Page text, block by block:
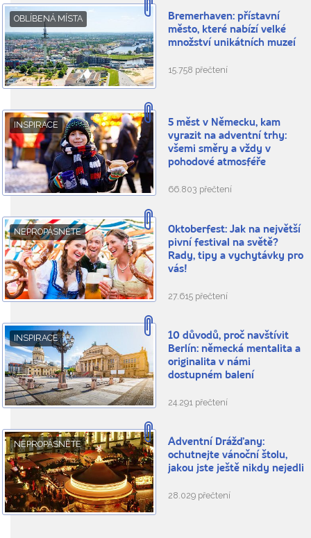
OBLÍBENÁ MÍSTA
Bremerhaven: přístavní
město, které nabízí velké
množství unikátních muzeí
15.758 přečtení
INSPIRACE
5 měst v Německu, kam
vyrazit na adventní trhy:
všemi směry a vždy v
pohodové atmosféře
66.803 přečtení
NEPROPÁSNĚTE
Oktoberfest: Jak na největší
pivní festival na světě?
Rady, tipy a vychytávky pro
vás!
27.615 přečtení
INSPIRACE
10 důvodů, proč navštívit
Berlín: německá mentalita a
originalita v námi
dostupném balení
24.291 přečtení
NEPROPÁSNĚTE
Adventní Drážďany:
ochutnejte vánoční štolu,
jakou jste ještě nikdy nejedli
28.029 přečtení